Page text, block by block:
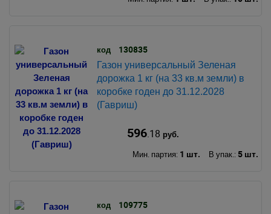
код 130835
Газон универсальный Зеленая
дорожка 1 кг (на 33 кв.м земли) в
коробке годен до 31.12.2028
(Гавриш)
596.18 руб.
Мин. партия: 1 шт. В упак.: 5 шт.
код 109775